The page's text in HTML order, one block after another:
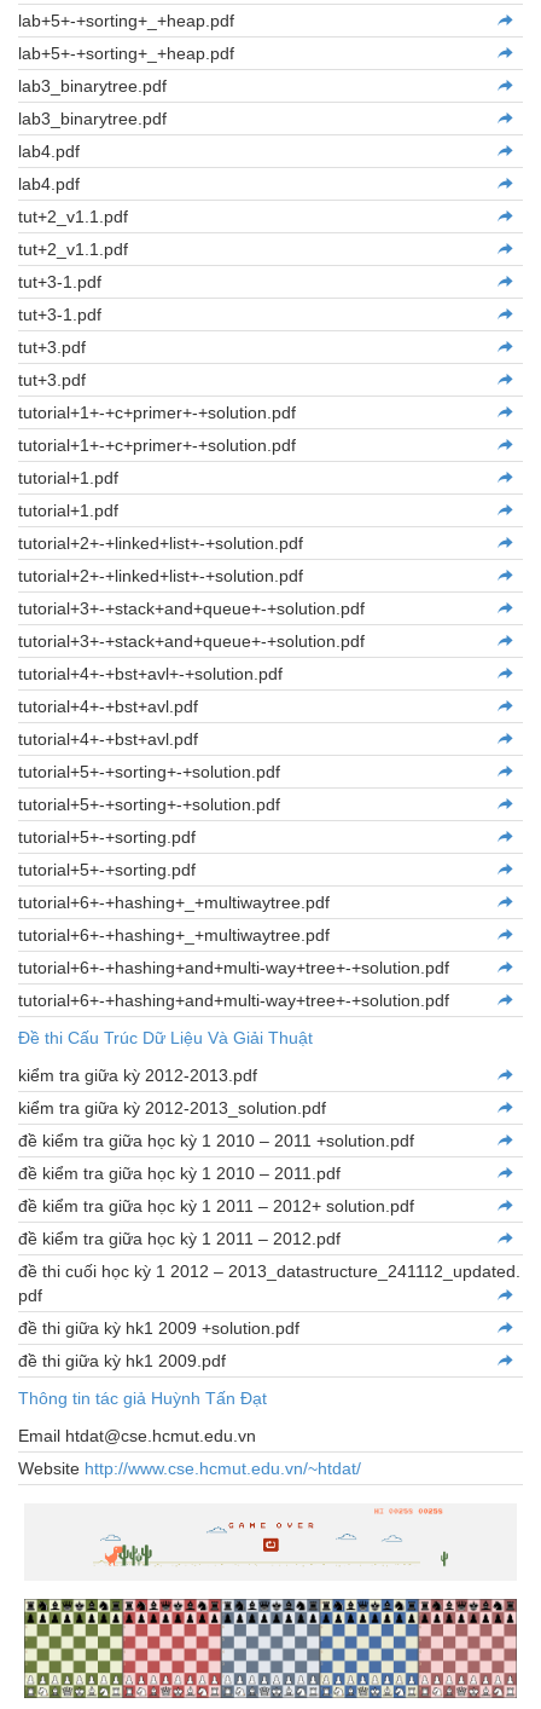
lab+5+-+sorting+_+heap.pdf
lab+5+-+sorting+_+heap.pdf
lab3_binarytree.pdf
lab3_binarytree.pdf
lab4.pdf
lab4.pdf
tut+2_v1.1.pdf
tut+2_v1.1.pdf
tut+3-1.pdf
tut+3-1.pdf
tut+3.pdf
tut+3.pdf
tutorial+1+-+c+primer+-+solution.pdf
tutorial+1+-+c+primer+-+solution.pdf
tutorial+1.pdf
tutorial+1.pdf
tutorial+2+-+linked+list+-+solution.pdf
tutorial+2+-+linked+list+-+solution.pdf
tutorial+3+-+stack+and+queue+-+solution.pdf
tutorial+3+-+stack+and+queue+-+solution.pdf
tutorial+4+-+bst+avl+-+solution.pdf
tutorial+4+-+bst+avl.pdf
tutorial+4+-+bst+avl.pdf
tutorial+5+-+sorting+-+solution.pdf
tutorial+5+-+sorting+-+solution.pdf
tutorial+5+-+sorting.pdf
tutorial+5+-+sorting.pdf
tutorial+6+-+hashing+_+multiwaytree.pdf
tutorial+6+-+hashing+_+multiwaytree.pdf
tutorial+6+-+hashing+and+multi-way+tree+-+solution.pdf
tutorial+6+-+hashing+and+multi-way+tree+-+solution.pdf
Đề thi Cấu Trúc Dữ Liệu Và Giải Thuật
kiểm tra giữa kỳ 2012-2013.pdf
kiểm tra giữa kỳ 2012-2013_solution.pdf
đề kiểm tra giữa học kỳ 1 2010 – 2011 +solution.pdf
đề kiểm tra giữa học kỳ 1 2010 – 2011.pdf
đề kiểm tra giữa học kỳ 1 2011 – 2012+ solution.pdf
đề kiểm tra giữa học kỳ 1 2011 – 2012.pdf
đề thi cuối học kỳ 1 2012 – 2013_datastructure_241112_updated.
pdf
đề thi giữa kỳ hk1 2009 +solution.pdf
đề thi giữa kỳ hk1 2009.pdf
Thông tin tác giả Huỳnh Tấn Đạt
Email htdat@cse.hcmut.edu.vn
Website http://www.cse.hcmut.edu.vn/~htdat/